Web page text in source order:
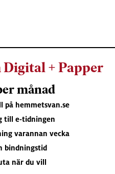
Digital + Papper
månad
på hemmetsvan.se
till e-tidningen
varannan vecka
bindningstid
när du vill